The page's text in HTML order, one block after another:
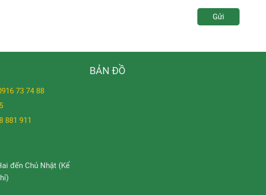
Gửi
73 74 88
881 911
đến Chủ Nhật (Kể
BẢN ĐỒ